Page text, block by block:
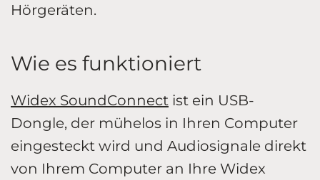
Hörgeräten.
Wie es funktioniert
Widex SoundConnect ist ein USB-
Dongle, der mühelos in Ihren Computer
eingesteckt wird und Audiosignale direkt
von Ihrem Computer an Ihre Widex